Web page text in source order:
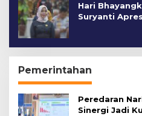
Hari
Suryanti
Pemerintahan
Peredaran
Sinergi Jadi